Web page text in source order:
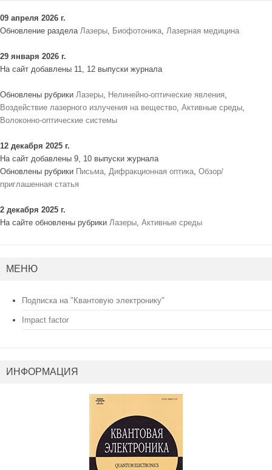
09 апреля 2026 г.
Обновление раздела Лазеры, Биофотоника, Лазерная медицина
29 января 2026 г.
На сайт добавлены 11, 12 выпуски журнала
Обновлены рубрики Лазеры, Нелинейно-оптические явления,
Воздействие лазерного излучения на вещество, Активные среды,
Волоконно-оптические системы
12 декабря 2025 г.
На сайт добавлены 9, 10 выпуски журнала
Обновлены рубрики Письма, Дифракционная оптика, Обзор/
приглашенная статья
2 декабря 2025 г.
На сайте обновлены рубрики Лазеры, Активные среды
МЕНЮ
Подписка на "Квантовую электронику"
Impact factor
ИНФОРМАЦИЯ